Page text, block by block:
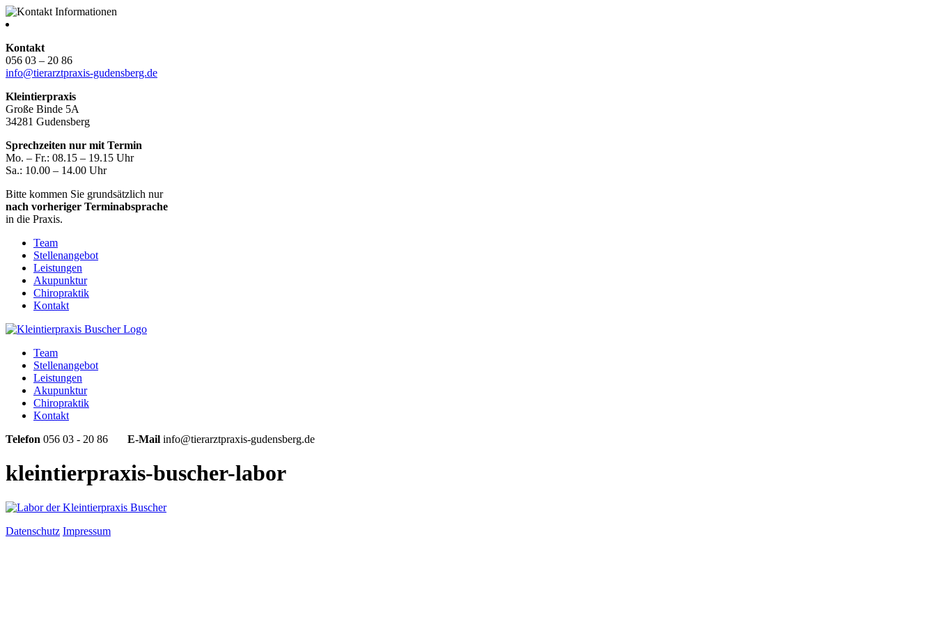
Kontakt
056 03 – 20 86
info@tierarztpraxis-gudensberg.de
Kleintierpraxis
Große Binde 5A
34281 Gudensberg
Sprechzeiten nur mit Termin
Mo. – Fr.: 08.15 – 19.15 Uhr
Sa.: 10.00 – 14.00 Uhr
Bitte kommen Sie grundsätzlich nur
nach vorheriger Terminabsprache
in die Praxis.
Team
Stellenangebot
Leistungen
Akupunktur
Chiropraktik
Kontakt
Team
Stellenangebot
Leistungen
Akupunktur
Chiropraktik
Kontakt
Telefon 056 03 - 20 86 E-Mail info@tierarztpraxis-gudensberg.de
kleintierpraxis-buscher-labor
Datenschutz Impressum